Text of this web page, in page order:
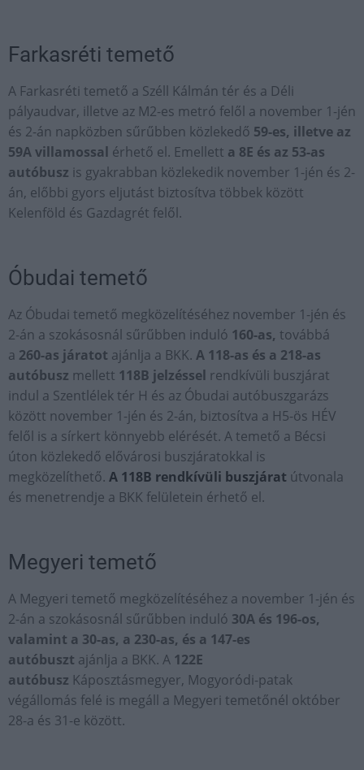
Farkasréti temető
A Farkasréti temető a Széll Kálmán tér és a Déli
pályaudvar, illetve az M2-es metró felől a november 1-jén
és 2-án napközben sűrűbben közlekedő 59-es, illetve az
59A villamossal érhető el. Emellett a 8E és az 53-as
autóbusz is gyakrabban közlekedik november 1-jén és 2-
án, előbbi gyors eljutást biztosítva többek között
Kelenföld és Gazdagrét felől.
Óbudai temető
Az Óbudai temető megközelítéséhez november 1-jén és
2-án a szokásosnál sűrűbben induló 160-as, továbbá
a 260-as járatot ajánlja a BKK. A 118-as és a 218-as
autóbusz mellett 118B jelzéssel rendkívüli buszjárat
indul a Szentlélek tér H és az Óbudai autóbuszgarázs
között november 1-jén és 2-án, biztosítva a H5-ös HÉV
felől is a sírkert könnyebb elérését. A temető a Bécsi
úton közlekedő elővárosi buszjáratokkal is
megközelíthető. A 118B rendkívüli buszjárat útvonala
és menetrendje a BKK felületein érhető el.
Megyeri temető
A Megyeri temető megközelítéséhez a november 1-jén és
2-án a szokásosnál sűrűbben induló 30A és 196-os,
valamint a 30-as, a 230-as, és a 147-es
autóbuszt ajánlja a BKK. A 122E
autóbusz Káposztásmegyer, Mogyoródi-patak
végállomás felé is megáll a Megyeri temetőnél október
28-a és 31-e között.